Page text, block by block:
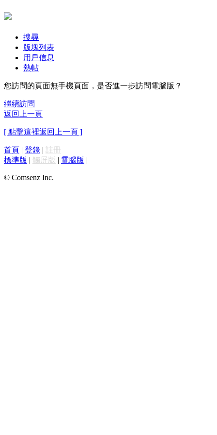
搜尋
版塊列表
用戶信息
熱帖
您訪問的頁面無手機頁面，是否進一步訪問電腦版？
繼續訪問
返回上一頁
[ 點擊這裡返回上一頁 ]
首頁 | 登錄 | 註冊
標準版 | 觸屏版 | 電腦版 |
© Comsenz Inc.